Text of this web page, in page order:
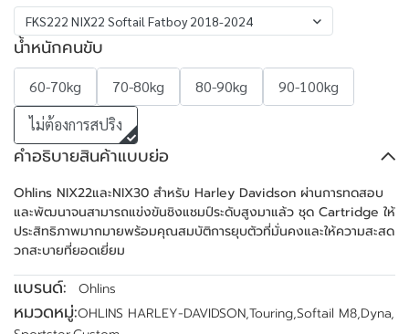
FKS222 NIX22 Softail Fatboy 2018-2024
น้ำหนักคนขับ
60-70kg 70-80kg 80-90kg
90-100kg
ไม่ต้องการสปริง
คำอธิบายสินค้าแบบย่อ
Ohlins NIX22และNIX30 สำหรับ Harley Davidson ผ่านการทดสอบ
และพัฒนาจนสามารถแข่งขันชิงแชมป์ระดับสูงมาแล้ว ชุด Cartridge ให้
ประสิทธิภาพมากมายพร้อมคุณสมบัติการยุบตัวที่มั่นคงและให้ความสะสด
วกสะบายที่ยอดเยี่ยม
แบรนด์: Ohlins
หมวดหมู่:OHLINS HARLEY-DAVIDSON,Touring,Softail M8,Dyna,